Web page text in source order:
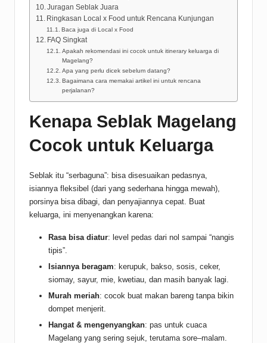
Juragan Seblak Juara
Ringkasan Local x Food untuk Rencana Kunjungan
Baca juga di Local x Food
FAQ Singkat
Apakah rekomendasi ini cocok untuk itinerary keluarga di
Magelang?
Apa yang perlu dicek sebelum datang?
Bagaimana cara memakai artikel ini untuk rencana
perjalanan?
Kenapa Seblak Magelang
Cocok untuk Keluarga
Seblak itu “serbaguna”: bisa disesuaikan pedasnya,
isiannya fleksibel (dari yang sederhana hingga mewah),
porsinya bisa dibagi, dan penyajiannya cepat. Buat
keluarga, ini menyenangkan karena:
Rasa bisa diatur: level pedas dari nol sampai “nangis
tipis”.
Isiannya beragam: kerupuk, bakso, sosis, ceker,
siomay, sayur, mie, kwetiau, dan masih banyak lagi.
Murah meriah: cocok buat makan bareng tanpa bikin
dompet menjerit.
Hangat & mengenyangkan: pas untuk cuaca
Magelang yang sering sejuk, terutama sore–malam.